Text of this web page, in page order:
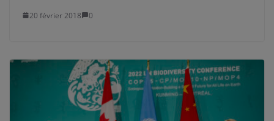
20 février 2018 0